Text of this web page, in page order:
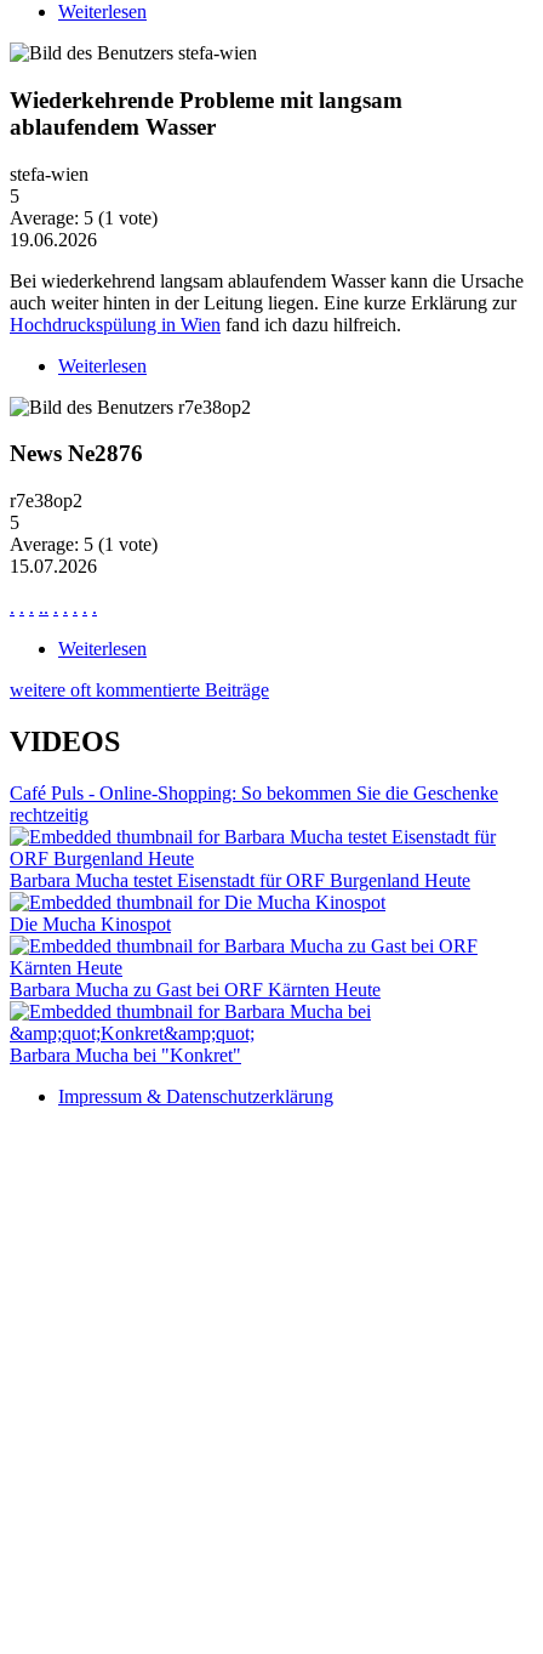
Weiterlesen
Wiederkehrende Probleme mit langsam
ablaufendem Wasser
stefa-wien
5
Average: 5 (1 vote)
19.06.2026
Bei wiederkehrend langsam ablaufendem Wasser kann die Ursache
auch weiter hinten in der Leitung liegen. Eine kurze Erklärung zur
Hochdruckspülung in Wien fand ich dazu hilfreich.
Weiterlesen
News Ne2876
r7e38op2
5
Average: 5 (1 vote)
15.07.2026
. . . .. . . . . .
Weiterlesen
weitere oft kommentierte Beiträge
VIDEOS
Café Puls - Online-Shopping: So bekommen Sie die Geschenke
rechtzeitig
Barbara Mucha testet Eisenstadt für ORF Burgenland Heute
Die Mucha Kinospot
Barbara Mucha zu Gast bei ORF Kärnten Heute
Barbara Mucha bei "Konkret"
Impressum & Datenschutzerklärung